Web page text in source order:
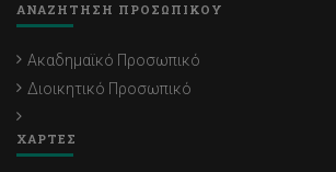
ΑΝΑΖΗΤΗΣΗ ΠΡΟΣΩΠΙΚΟΥ
Ακαδημαϊκό Προσωπικό
Διοικητικό Προσωπικό
ΧΑΡΤΕΣ